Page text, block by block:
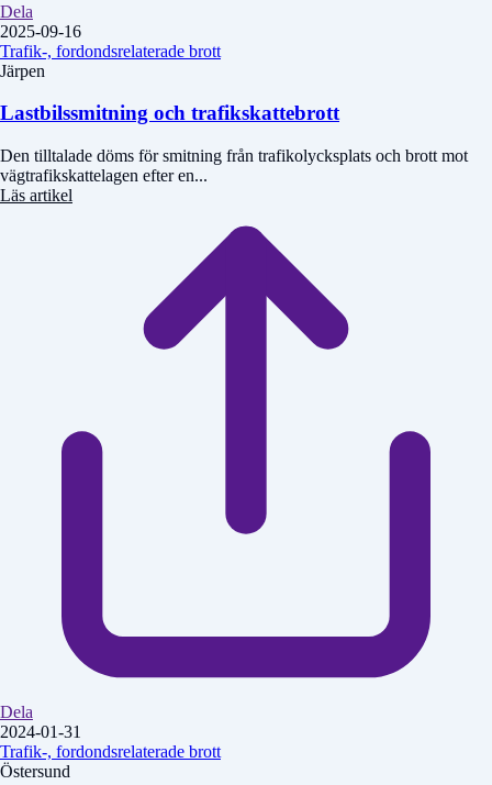
Dela
2025-09-16
Trafik-, fordondsrelaterade brott
Järpen
Lastbilssmitning och trafikskattebrott
Den tilltalade döms för smitning från trafikolycksplats och brott mot
vägtrafikskattelagen efter en...
Läs artikel
Dela
2024-01-31
Trafik-, fordondsrelaterade brott
Östersund